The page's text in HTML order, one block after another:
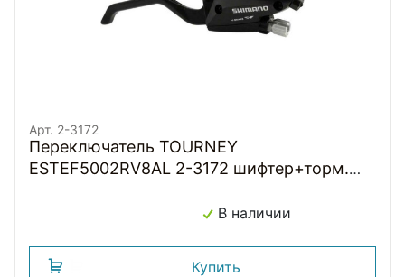
Арт. 2-3172
Переключатель TOURNEY
ESTEF5002RV8AL 2-3172 шифтер+торм.
В наличии
Купить